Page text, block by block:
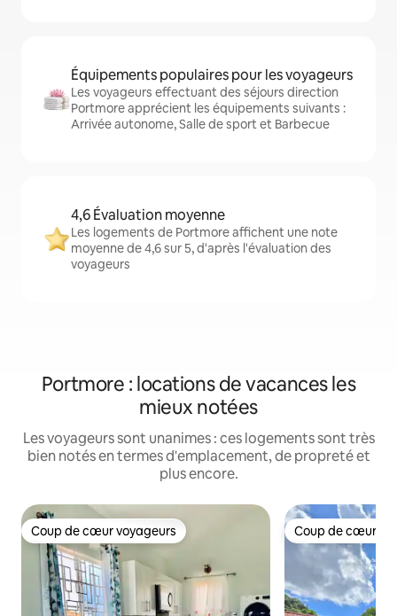
Équipements populaires pour les voyageurs
Les voyageurs effectuant des séjours direction
Portmore apprécient les équipements suivants :
Arrivée autonome, Salle de sport et Barbecue
4,6 Évaluation moyenne
Les logements de Portmore affichent une note
moyenne de 4,6 sur 5, d'après l'évaluation des
voyageurs
Portmore : locations de vacances les
mieux notées
Les voyageurs sont unanimes : ces logements sont très
bien notés en termes d'emplacement, de propreté et
plus encore.
Coup de cœur voyageurs
Coup de cœur voyageurs Coup de cœur
Coup de cœur